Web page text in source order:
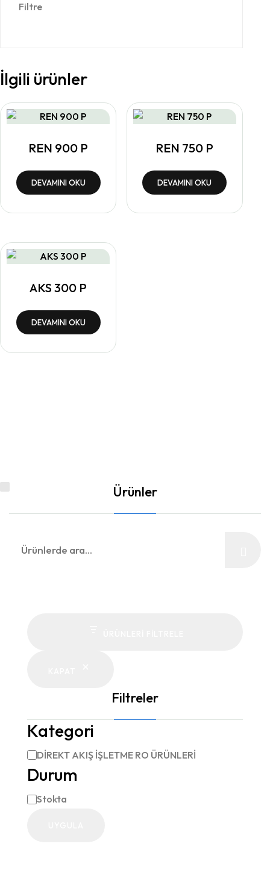
Filtre
İlgili ürünler
REN 900 P
DEVAMINI OKU
REN 750 P
DEVAMINI OKU
AKS 300 P
DEVAMINI OKU
Ürünler
Filtreler
Kategori
Kategori
DİREKT AKIŞ İŞLETME RO ÜRÜNLERİ
Durum
Durum
Stokta